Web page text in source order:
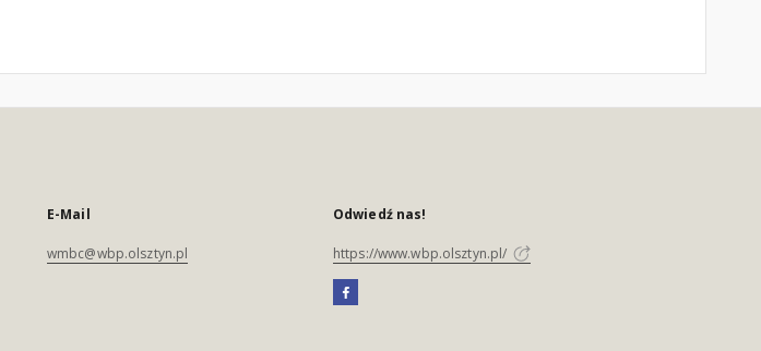
E-Mail
wmbc@wbp.olsztyn.pl
Odwiedź nas!
https://www.wbp.olsztyn.pl/